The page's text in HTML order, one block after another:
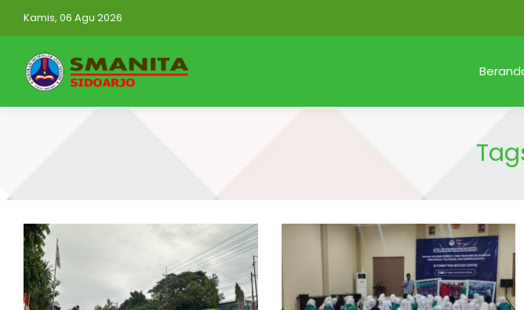
Kamis, 06 Agu 2026